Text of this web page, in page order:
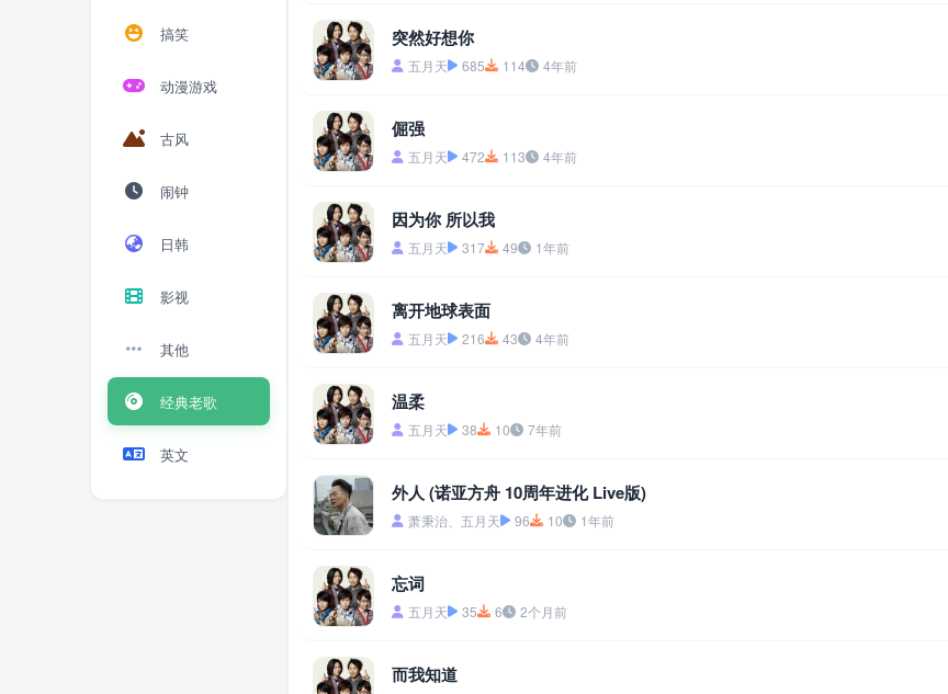
搞笑
动漫游戏
古风
闹钟
日韩
影视
其他
经典老歌
英文
突然好想你
五月天 685 114 4年前
倔强
五月天 472 113 4年前
因为你 所以我
五月天 317 49 1年前
离开地球表面
五月天 216 43 4年前
温柔
五月天 38 10 7年前
外人 (诺亚方舟 10周年进化 Live版)
萧秉治、五月天 96 10 1年前
忘词
五月天 35 6 2个月前
而我知道